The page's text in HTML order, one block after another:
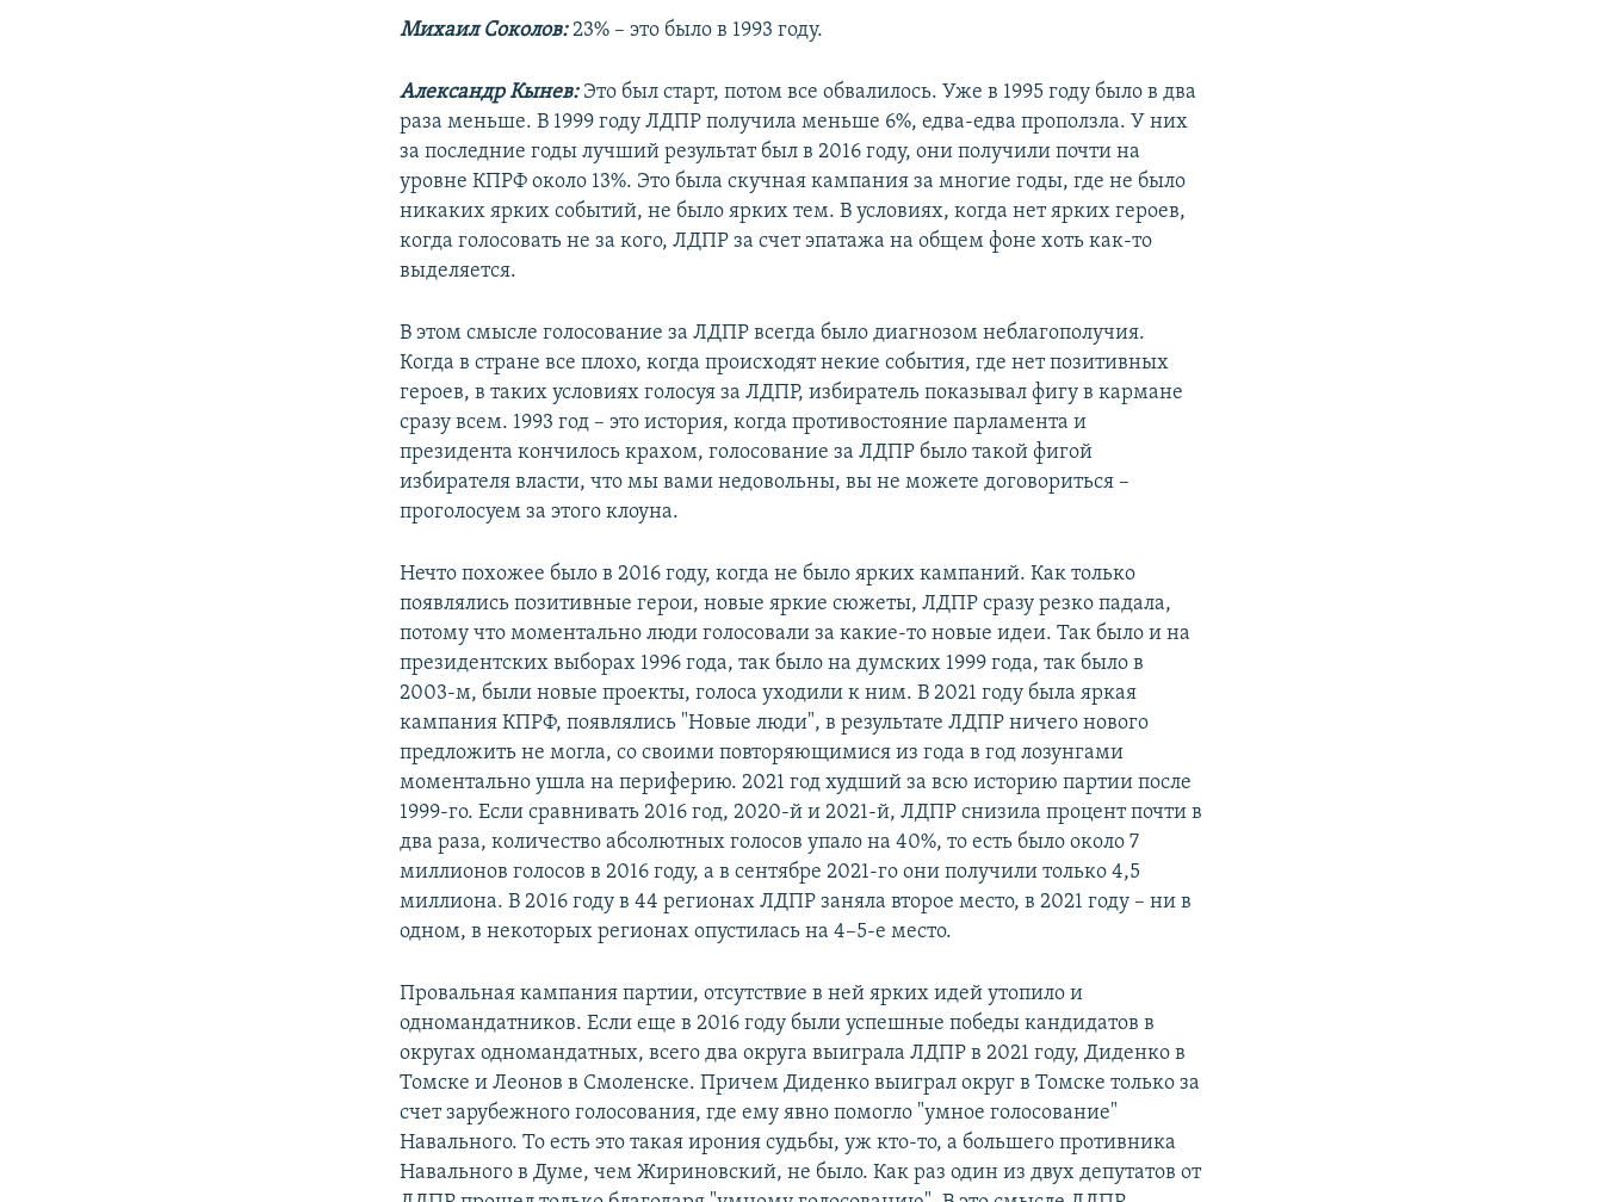
Михаил Соколов:23% – это было в 1993 году.
Александр Кынев:Это был старт, потом все обвалилось. Уже в 1995 году было в два
раза меньше. В 1999 году ЛДПР получила меньше 6%, едва-едва проползла. У них
за последние годы лучший результат был в 2016 году, они получили почти на
уровне КПРФ около 13%. Это была скучная кампания за многие годы, где не было
никаких ярких событий, не было ярких тем. В условиях, когда нет ярких героев,
когда голосовать не за кого, ЛДПР за счет эпатажа на общем фоне хоть как-то
выделяется.
В этом смысле голосование за ЛДПР всегда было диагнозом неблагополучия.
Когда в стране все плохо, когда происходят некие события, где нет позитивных
героев, в таких условиях голосуя за ЛДПР, избиратель показывал фигу в кармане
сразу всем. 1993 год – это история, когда противостояние парламента и
президента кончилось крахом, голосование за ЛДПР было такой фигой
избирателя власти, что мы вами недовольны, вы не можете договориться –
проголосуем за этого клоуна.
Нечто похожее было в 2016 году, когда не было ярких кампаний. Как только
появлялись позитивные герои, новые яркие сюжеты, ЛДПР сразу резко падала,
потому что моментально люди голосовали за какие-то новые идеи. Так было и на
президентских выборах 1996 года, так было на думских 1999 года, так было в
2003-м, были новые проекты, голоса уходили к ним. В 2021 году была яркая
кампания КПРФ, появлялись "Новые люди", в результате ЛДПР ничего нового
предложить не могла, со своими повторяющимися из года в год лозунгами
моментально ушла на периферию. 2021 год худший за всю историю партии после
1999-го. Если сравнивать 2016 год, 2020-й и 2021-й, ЛДПР снизила процент почти в
два раза, количество абсолютных голосов упало на 40%, то есть было около 7
миллионов голосов в 2016 году, а в сентябре 2021-го они получили только 4,5
миллиона. В 2016 году в 44 регионах ЛДПР заняла второе место, в 2021 году – ни в
одном, в некоторых регионах опустилась на 4–5-е место.
Провальная кампания партии, отсутствие в ней ярких идей утопило и
одномандатников. Если еще в 2016 году были успешные победы кандидатов в
округах одномандатных, всего два округа выиграла ЛДПР в 2021 году, Диденко в
Томске и Леонов в Смоленске. Причем Диденко выиграл округ в Томске только за
счет зарубежного голосования, где ему явно помогло "умное голосование"
Навального. То есть это такая ирония судьбы, уж кто-то, а большего противника
Навального в Думе, чем Жириновский, не было. Как раз один из двух депутатов от